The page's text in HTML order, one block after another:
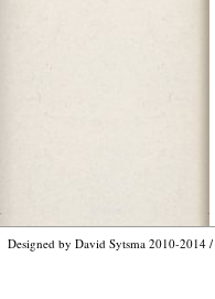
Designed by David Sytsma 2010-2014 /